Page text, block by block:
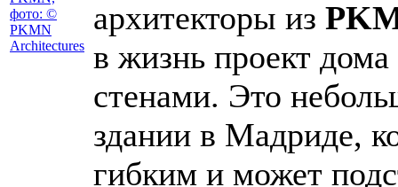
архитекторы из
в жизнь проект
стенами. Это
здании в Мадриде,
гибким и может